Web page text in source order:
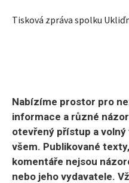
Tisková zpráva spolku
Nabízíme prostor pro
informace a různé
otevřený přístup a
všem. Publikované
komentáře nejsou
nebo jeho vydavatele.